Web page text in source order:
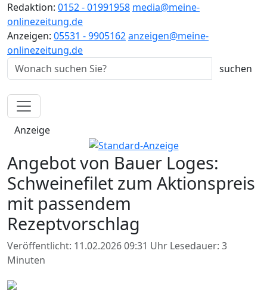
Redaktion: 0152 - 01991958 media@meine-
onlinezeitung.de
Anzeigen: 05531 - 9905162anzeigen@meine-
onlinezeitung.de
Anzeige
Angebot von Bauer Loges:
Schweinefilet zum Aktionspreis
mit passendem
Rezeptvorschlag
Veröffentlicht: 11.02.2026 09:31 Uhr Lesedauer: 3
Minuten